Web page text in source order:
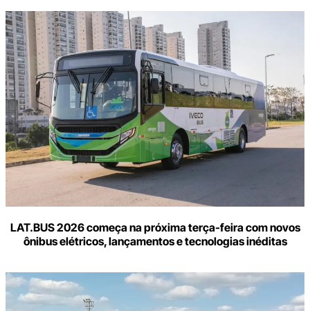
LAT.BUS 2026 começa na próxima terça-feira com novos
ônibus elétricos, lançamentos e tecnologias inéditas